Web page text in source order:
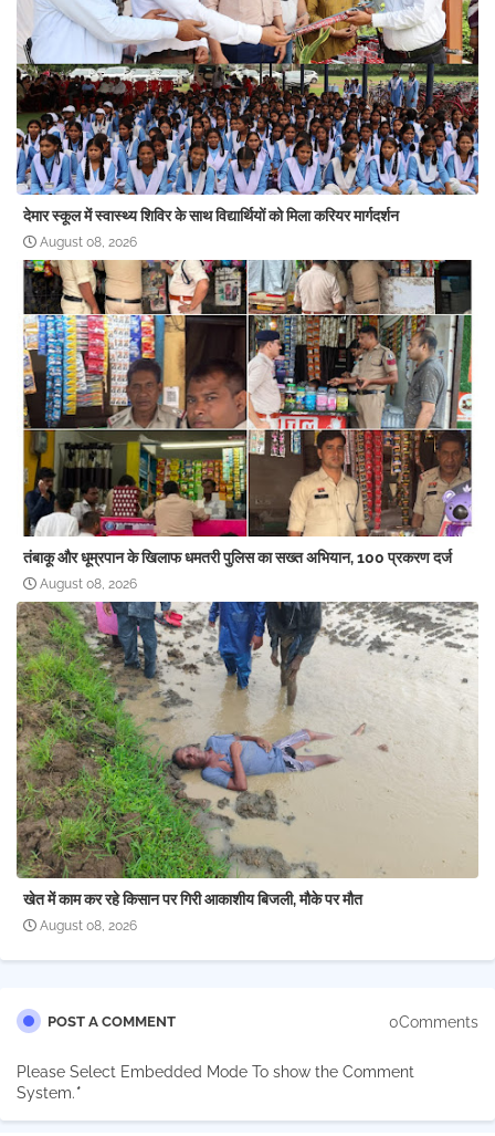
देमार स्कूल में स्वास्थ्य शिविर के साथ विद्यार्थियों को मिला करियर मार्गदर्शन
August 08, 2026
तंबाकू और धूम्रपान के खिलाफ धमतरी पुलिस का सख्त अभियान, 100 प्रकरण दर्ज
August 08, 2026
खेत में काम कर रहे किसान पर गिरी आकाशीय बिजली, मौके पर मौत
August 08, 2026
POST A COMMENT 0Comments
Please Select Embedded Mode To show the Comment
System.*